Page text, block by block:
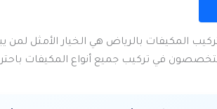
المكيفات بالرياض هي الخيار الأمثل
في تركيب جميع أنواع المكيفات